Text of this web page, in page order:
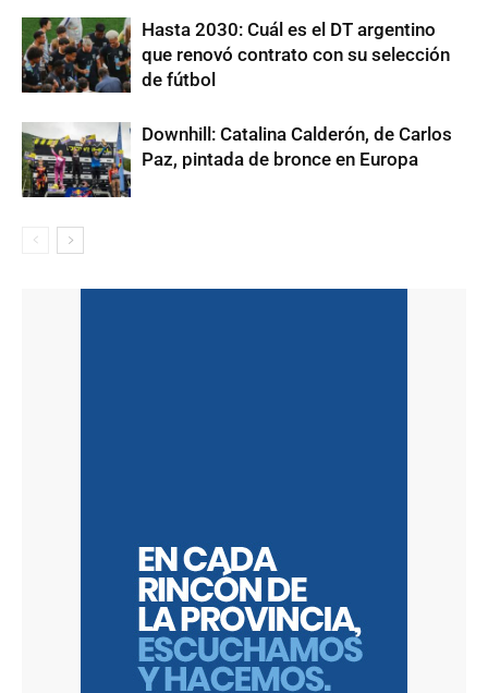
Hasta 2030: Cuál es el DT argentino
que renovó contrato con su selección
de fútbol
Downhill: Catalina Calderón, de Carlos
Paz, pintada de bronce en Europa